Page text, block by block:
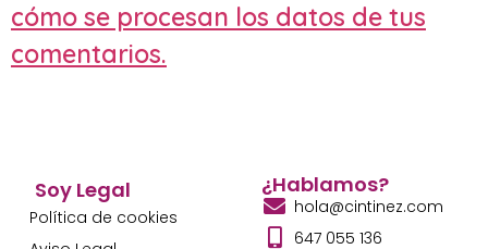
cómo se procesan los datos de tus
comentarios.
Soy Legal
Política de cookies
¿Hablamos?
hola@cintinez.com
647 055 136